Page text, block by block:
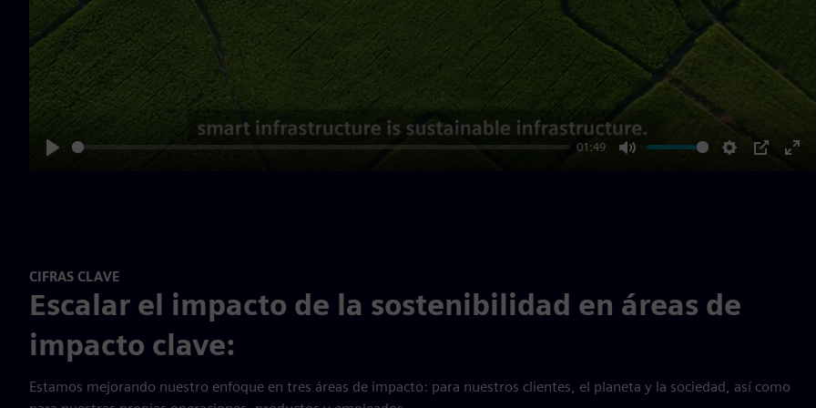
01:49
CIFRAS CLAVE
Escalar el impacto de la sostenibilidad en áreas de
impacto clave:
Estamos mejorando nuestro enfoque en tres áreas de impacto: para nuestros clientes, el planeta y la sociedad, así como